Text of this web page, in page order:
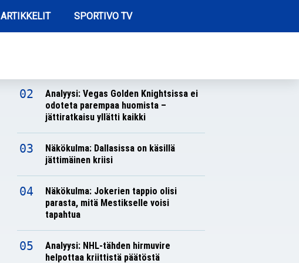
ARTIKKELIT SPORTIVO TV
Analyysi: Vegas Golden Knightsissa ei
odoteta parempaa huomista –
jättiratkaisu yllätti kaikki
Näkökulma: Dallasissa on käsillä
jättimäinen kriisi
Näkökulma: Jokerien tappio olisi
parasta, mitä Mestikselle voisi
tapahtua
Analyysi: NHL-tähden hirmuvire
helpottaa kriittistä päätöstä